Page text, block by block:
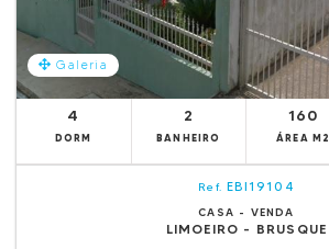
Galeria
4
DORM
2
BANHEIRO
160
ÁREA M2
Ref. EBI19104
CASA - VENDA
LIMOEIRO - BRUSQUE